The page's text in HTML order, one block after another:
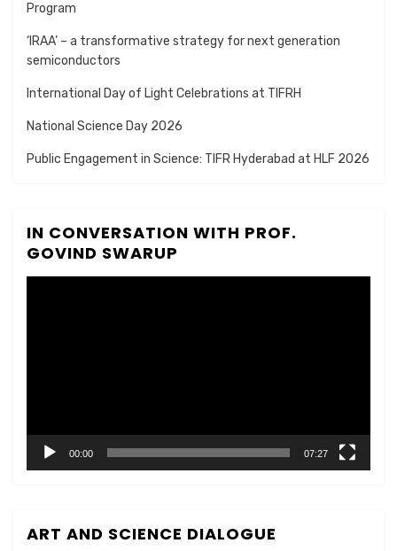
Program
‘IRAA’ – a transformative strategy for next generation
semiconductors
International Day of Light Celebrations at TIFRH
National Science Day 2026
Public Engagement in Science: TIFR Hyderabad at HLF 2026
IN CONVERSATION WITH PROF.
GOVIND SWARUP
00:00 07:27
ART AND SCIENCE DIALOGUE